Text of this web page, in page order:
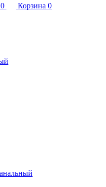
0 Корзина 0